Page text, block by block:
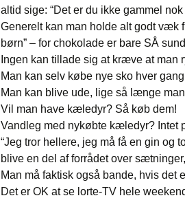
altid sige: “Det er du ikke gammel nok
Generelt kan man holde alt godt væk
børn” – for chokolade er bare SÅ
Ingen kan tillade sig at kræve at man
Man kan selv købe nye sko hver
Man kan blive ude, lige så længe
Vil man have kæledyr? Så køb dem!
Vandleg med nykøbte kæledyr? Intet
“Jeg tror hellere, jeg må få en gin og
blive en del af forrådet over
Man må faktisk også bande, hvis det
Det er OK at se lorte-TV hele